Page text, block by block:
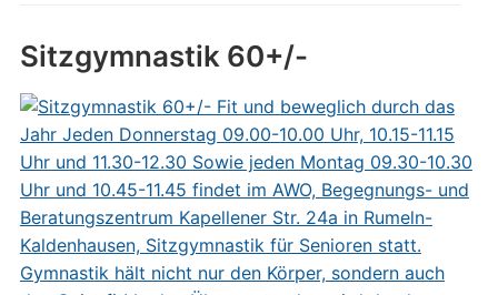
Sitzgymnastik 60+/-